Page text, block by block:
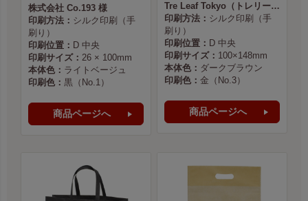
株式会社 Co.193 様
印刷方法： シルク印刷（手
刷り）
印刷位置： D 中央
印刷サイズ： 26 × 100mm
本体色： ライトベージュ
印刷色： 黒（No.1）
商品ページへ
Tre Leaf Tokyo（トレリーフ東京） 様
印刷方法： シルク印刷（手
刷り）
印刷位置： D 中央
印刷サイズ： 100×148mm
本体色： ダークブラウン
印刷色： 金（No.3）
商品ページへ